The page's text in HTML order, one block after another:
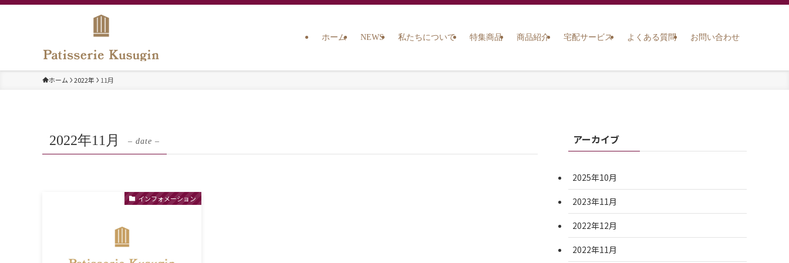
ホーム NEWS 私たちについて 特集商品 商品紹介 宅配サービス よくある質問 お問い合わせ
ホーム 2022年 11月
2022年11月 – date –
インフォメーション
アーカイブ
2025年10月
2023年11月
2022年12月
2022年11月